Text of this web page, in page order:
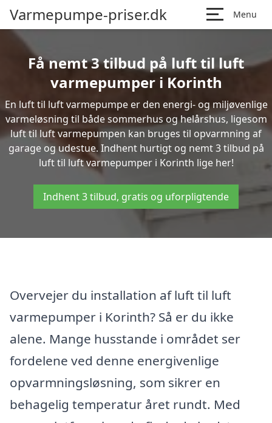
Varmepumpe-priser.dk Menu
Få nemt 3 tilbud på luft til luft
varmepumper i Korinth
En luft til luft varmepumpe er den energi- og miljøvenlige
varmeløsning til både sommerhus og helårshus, ligesom
luft til luft varmepumpen kan bruges til opvarmning af
garage og udestue. Indhent hurtigt og nemt 3 tilbud på
luft til luft varmepumper i Korinth lige her!
Indhent 3 tilbud, gratis og uforpligtende
Overvejer du installation af luft til luft
varmepumper i Korinth? Så er du ikke
alene. Mange husstande i området ser
fordelene ved denne energivenlige
opvarmningsløsning, som sikrer en
behagelig temperatur året rundt. Med